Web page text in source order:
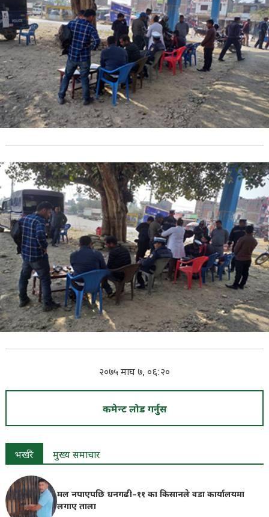
२०७५ माघ ७, ०६:२०
कमेन्ट लोड गर्नुस
भर्खरै मुख्य समाचार
मल नपाएपछि धनगढी–११ का किसानले वडा कार्यालयमा
लगाए ताला